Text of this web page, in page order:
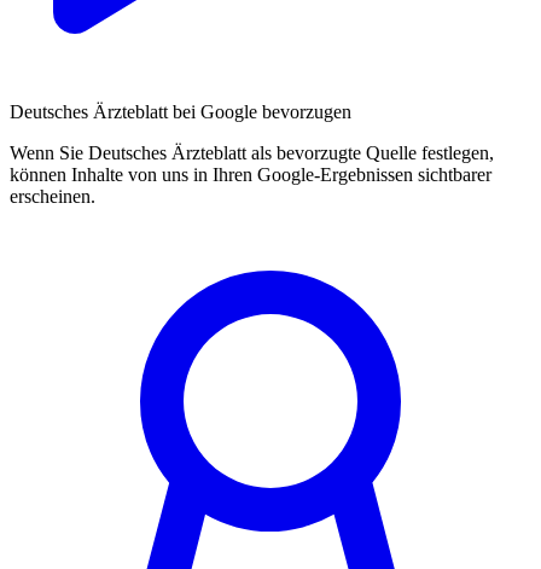
Deutsches Ärzteblatt bei Google bevorzugen
Wenn Sie Deutsches Ärzteblatt als bevorzugte Quelle festlegen,
können Inhalte von uns in Ihren Google-Ergebnissen sichtbarer
erscheinen.